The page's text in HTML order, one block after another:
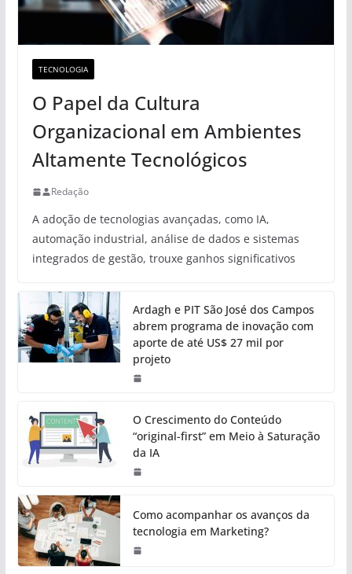
TECNOLOGIA
O Papel da Cultura
Organizacional em Ambientes
Altamente Tecnológicos
Redação
A adoção de tecnologias avançadas, como IA,
automação industrial, análise de dados e sistemas
integrados de gestão, trouxe ganhos significativos
Ardagh e PIT São José dos Campos
abrem programa de inovação com
aporte de até US$ 27 mil por
projeto
O Crescimento do Conteúdo
“original-first” em Meio à Saturação
da IA
Como acompanhar os avanços da
tecnologia em Marketing?